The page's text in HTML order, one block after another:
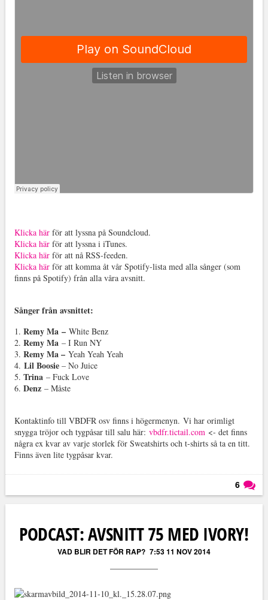
Klicka härför att lyssna på Soundcloud.
Klicka härför att lyssna i iTunes.
Klicka härför att nå RSS-feeden.
Klicka härför att komma åt vår Spotify-lista med alla sånger (som
finns på Spotify) från alla våra avsnitt.
Sånger från avsnittet:
1. Remy Ma– White Benz
2. Remy Ma– I Run NY
3. Remy Ma – Yeah Yeah Yeah
4. Lil Boosie– No Juice
5. Trina– Fuck Love
6. Denz– Måste
Kontaktinfo till VBDFR osv finns i högermenyn. Vi har orimligt
snygga tröjor och tygpåsar till salu här: vbdfr.tictail.com<- det finns
några ex kvar av varje storlek för Sweatshirts och t-shirts så ta en titt.
Finns även lite tygpåsar kvar.
6
PODCAST: AVSNITT 75 MED IVORY!
VAD BLIR DET FÖR RAP? 7:53 11 NOV 2014